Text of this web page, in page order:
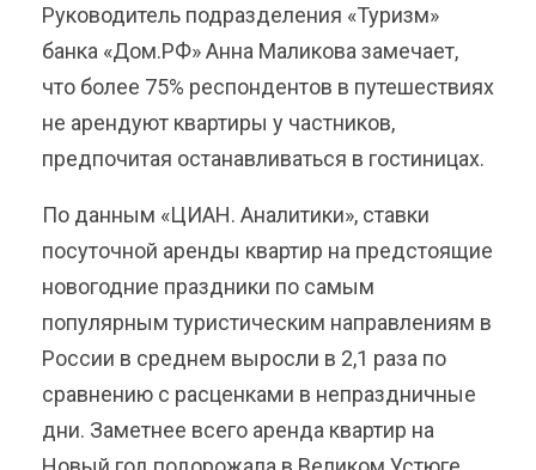
Руководитель подразделения «Туризм»
банка «Дом.РФ» Анна Маликова замечает,
что более 75% респондентов в путешествиях
не арендуют квартиры у частников,
предпочитая останавливаться в гостиницах.
По данным «ЦИАН. Аналитики», ставки
посуточной аренды квартир на предстоящие
новогодние праздники по самым
популярным туристическим направлениям в
России в среднем выросли в 2,1 раза по
сравнению с расценками в непраздничные
дни. Заметнее всего аренда квартир на